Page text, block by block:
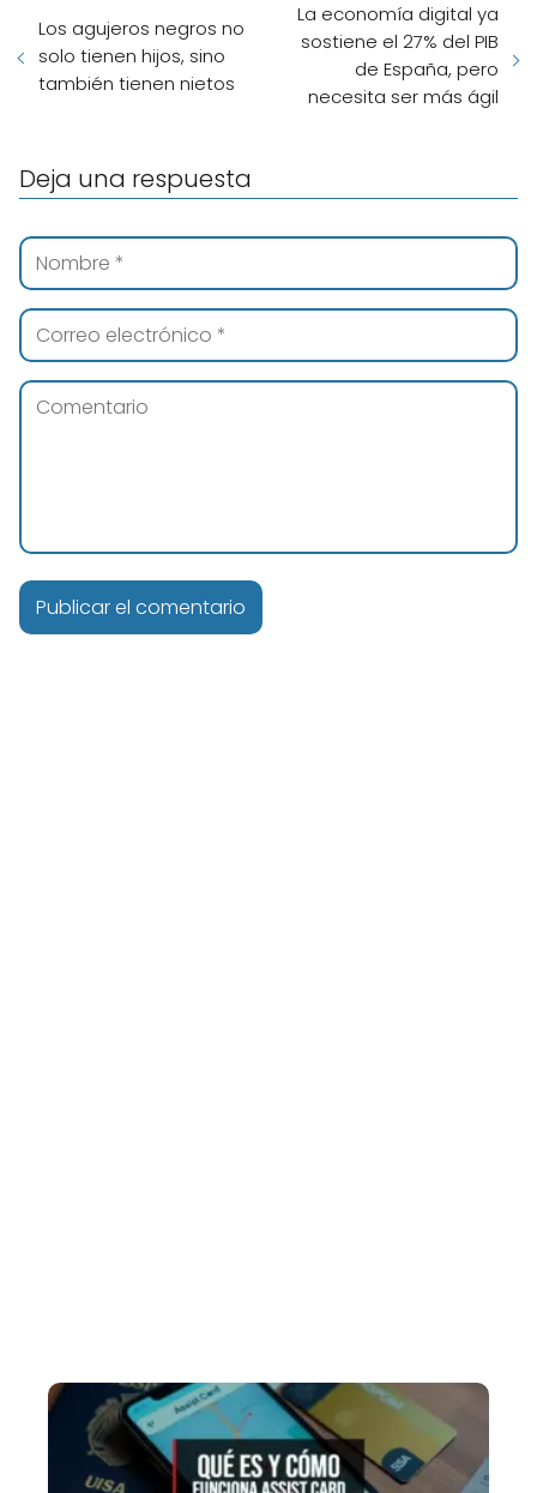
Los agujeros negros no
solo tienen hijos, sino
también tienen nietos
La economía digital ya
sostiene el 27% del PIB
de España, pero
necesita ser más ágil
Deja una respuesta